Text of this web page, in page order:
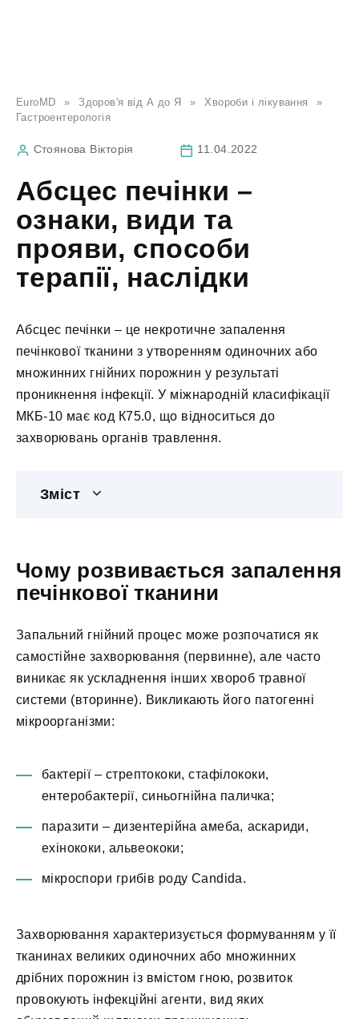
EuroMD » Здоров'я від А до Я » Хвороби і лікування
»
Гастроентерологія
Стоянова Вікторія 11.04.2022
Абсцес печінки –
ознаки, види та
прояви, способи
терапії, наслідки
Абсцес печінки – це некротичне запалення
печінкової тканини з утворенням одиночних або
множинних гнійних порожнин у результаті
проникнення інфекції. У міжнародній класифікації
МКБ-10 має код К75.0, що відноситься до
захворювань органів травлення.
Зміст
Чому розвивається запалення
печінкової тканини
Запальний гнійний процес може розпочатися як
самостійне захворювання (первинне), але часто
виникає як ускладнення інших хвороб травної
системи (вторинне). Викликають його патогенні
мікроорганізми:
бактерії – стрептококи, стафілококи,
ентеробактерії, синьогнійна паличка;
паразити – дизентерійна амеба, аскариди,
ехінококи, альвеококи;
мікроспори грибів роду Candida.
Захворювання характеризується формуванням у її
тканинах великих одиночних або множинних
дрібних порожнин із вмістом гною, розвиток
провокують інфекційні агенти, вид яких